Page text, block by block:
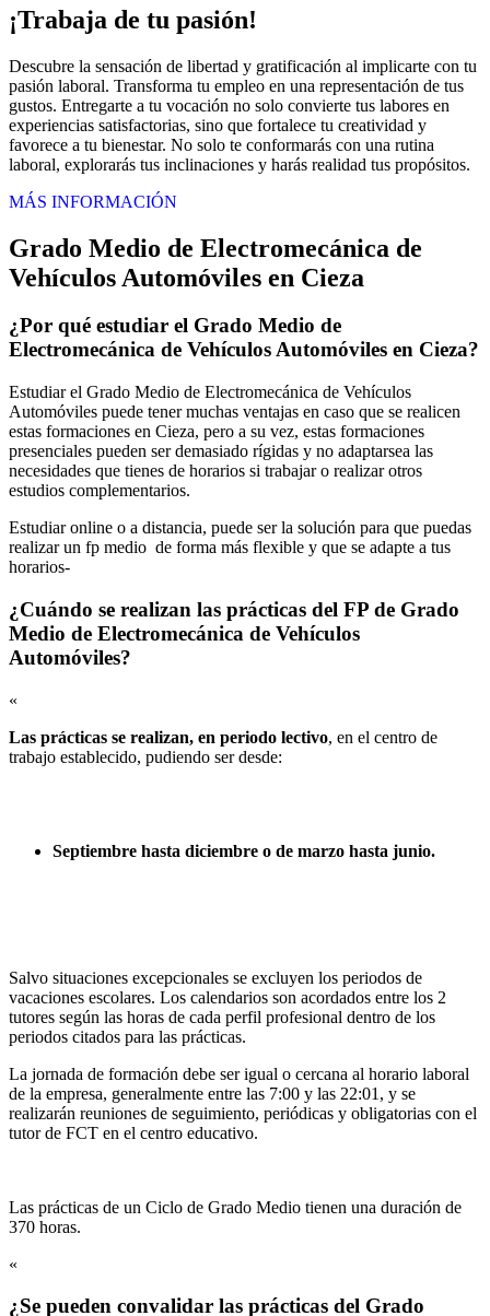
¡Trabaja de tu pasión!
Descubre la sensación de libertad y gratificación al implicarte con tu
pasión laboral. Transforma tu empleo en una representación de tus
gustos. Entregarte a tu vocación no solo convierte tus labores en
experiencias satisfactorias, sino que fortalece tu creatividad y
favorece a tu bienestar. No solo te conformarás con una rutina
laboral, explorarás tus inclinaciones y harás realidad tus propósitos.
MÁS INFORMACIÓN
Grado Medio de Electromecánica de
Vehículos Automóviles en Cieza
¿Por qué estudiar el Grado Medio de
Electromecánica de Vehículos Automóviles en Cieza?
Estudiar el Grado Medio de Electromecánica de Vehículos
Automóviles puede tener muchas ventajas en caso que se realicen
estas formaciones en Cieza, pero a su vez, estas formaciones
presenciales pueden ser demasiado rígidas y no adaptarsea las
necesidades que tienes de horarios si trabajar o realizar otros
estudios complementarios.
Estudiar online o a distancia, puede ser la solución para que puedas
realizar un fp medio de forma más flexible y que se adapte a tus
horarios-
¿Cuándo se realizan las prácticas del FP de Grado
Medio de Electromecánica de Vehículos
Automóviles?
«
Las prácticas se realizan, en periodo lectivo, en el centro de
trabajo establecido, pudiendo ser desde:
Septiembre hasta diciembre o de marzo hasta junio.
Salvo situaciones excepcionales se excluyen los periodos de
vacaciones escolares. Los calendarios son acordados entre los 2
tutores según las horas de cada perfil profesional dentro de los
periodos citados para las prácticas.
La jornada de formación debe ser igual o cercana al horario laboral
de la empresa, generalmente entre las 7:00 y las 22:01, y se
realizarán reuniones de seguimiento, periódicas y obligatorias con el
tutor de FCT en el centro educativo.
Las prácticas de un Ciclo de Grado Medio tienen una duración de
370 horas.
«
¿Se pueden convalidar las prácticas del Grado